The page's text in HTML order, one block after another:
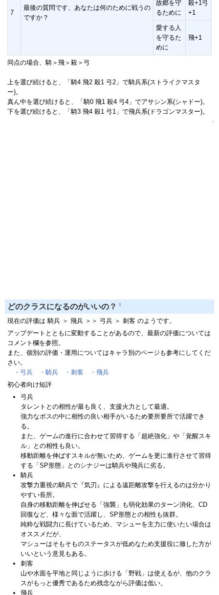
7
最後の質問です、あなたは何のために戦うの
ですか？
故郷を守
るために
殺+1弓
+1
愛する人
を守るた
めに
飛+1
同点の場合、騎＞飛＞殺＞弓
上を選び続けると、「騎4 飛2 殺1 弓2」で騎兵系(ストライクマスタ
ー)。
真ん中を選び続けると、「騎0 飛1 殺4 弓4」でアサシン系(シャドー)。
下を選び続けると、「騎3 飛4 殺1 弓1」で飛兵系(ドラゴンマスター)。
↑
どのクラスになるのがいいの？ †
現在の評価は 騎兵 ＞ 飛兵 ＞＞ 弓兵 ＞ 刺客 のようです。
アップデートとともに変動することがあるので、最新の評価については
コメント欄を参照。
また、個別の評価・運用についてはキャラ別のページも参考にしてくだ
さい。
・弓兵
・騎兵 ・刺客
・飛兵
初心者向け短評
弓兵
タレントとの相性が最も良く、支援火力として最適。
強力なボスの中に相性の良い相手がいるため要所要所で活躍でき
る。
また、ゲームの進行に合わせて習得する「超絶強化」や「覚醒スキ
ル」との相性も良い。
移動距離を伸ばすスキルが無いため、ゲームを更に進行させて習得
する「SP形態」とのシナジーは騎兵や飛兵に劣る。
騎兵
攻撃力重視の騎兵で『気刃』による遠距離攻撃を行えるのは分かり
やすい長所。
自身の移動距離を伸ばせる「強襲」も弱化効果のターン消化、CD
回復など、様々な面で活躍し、SP形態との相性も抜群。
純粋な戦闘力に長けているため、マシューを主力に使いたい場合は
オススメだが、
マシューはそもそものステータスが低めなため支援役に徹した方が
いいという意見もある。
刺客
山や水面を平地と同じように歩ける「野戦」は使えるが、他のクラ
スがもっと優秀であるため残念ながら評価は低い。
飛兵